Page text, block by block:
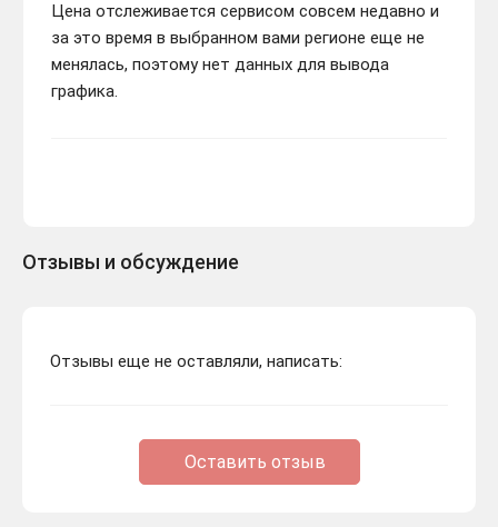
Цена отслеживается сервисом совсем недавно и
за это время в выбранном вами регионе еще не
менялась, поэтому нет данных для вывода
графика.
Отзывы и обсуждение
Отзывы еще не оставляли, написать:
Оставить отзыв